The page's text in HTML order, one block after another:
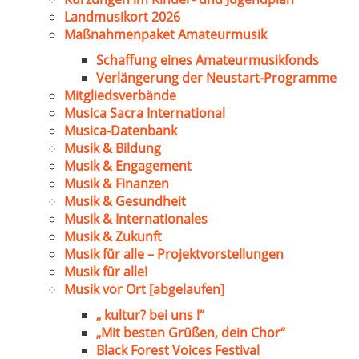
Landmusikort 2026
Maßnahmenpaket Amateurmusik
Schaffung eines Amateurmusikfonds
Verlängerung der Neustart-Programme
Mitgliedsverbände
Musica Sacra International
Musica-Datenbank
Musik & Bildung
Musik & Engagement
Musik & Finanzen
Musik & Gesundheit
Musik & Internationales
Musik & Zukunft
Musik für alle – Projektvorstellungen
Musik für alle!
Musik vor Ort [abgelaufen]
„ kultur? bei uns !“
„Mit besten Grüßen, dein Chor“
Black Forest Voices Festival